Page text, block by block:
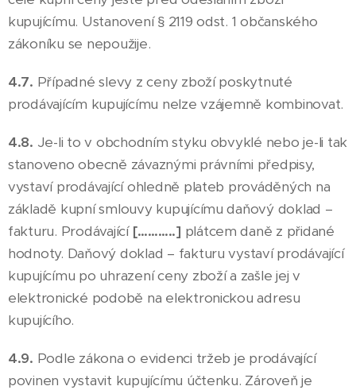
kupujícímu. Ustanovení § 2119 odst. 1 občanského
zákoníku se nepoužije.
4.7. Případné slevy z ceny zboží poskytnuté
prodávajícím kupujícímu nelze vzájemně kombinovat.
4.8. Je-li to v obchodním styku obvyklé nebo je-li tak
stanoveno obecně závaznými právními předpisy,
vystaví prodávající ohledně plateb prováděných na
základě kupní smlouvy kupujícímu daňový doklad –
fakturu. Prodávající [………..] plátcem daně z přidané
hodnoty. Daňový doklad – fakturu vystaví prodávající
kupujícímu po uhrazení ceny zboží a zašle jej v
elektronické podobě na elektronickou adresu
kupujícího.
4.9. Podle zákona o evidenci tržeb je prodávající
povinen vystavit kupujícímu účtenku. Zároveň je